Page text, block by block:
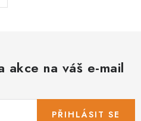
akce na váš e-mail
PŘIHLÁSIT SE